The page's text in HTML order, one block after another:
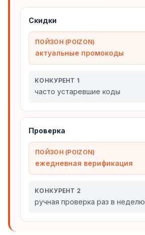
Скидки
ПОЙЗОН (POIZON)
актуальные промокоды
КОНКУРЕНТ 1
часто устаревшие коды
Проверка
ПОЙЗОН (POIZON)
ежедневная верификация
КОНКУРЕНТ 2
ручная проверка раз в неделю